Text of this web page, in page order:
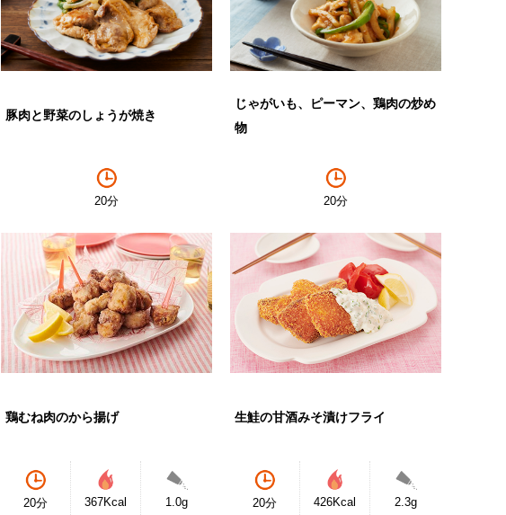
豚肉と野菜のしょうが焼き
20分
じゃがいも、ピーマン、鶏肉の炒め
物
20分
鶏むね肉のから揚げ
20分 367Kcal 1.0g
生鮭の甘酒みそ漬けフライ
20分 426Kcal 2.3g